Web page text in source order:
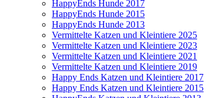
HappyEnds Hunde 2017
HappyEnds Hunde 2015
HappyEnds Hunde 2013
Vermittelte Katzen und Kleintiere 2025
Vermittelte Katzen und Kleintiere 2023
Vermittelte Katzen und Kleintiere 2021
Vermittelte Katzen und Kleintiere 2019
Happy Ends Katzen und Kleintiere 2017
Happy Ends Katzen und Kleintiere 2015